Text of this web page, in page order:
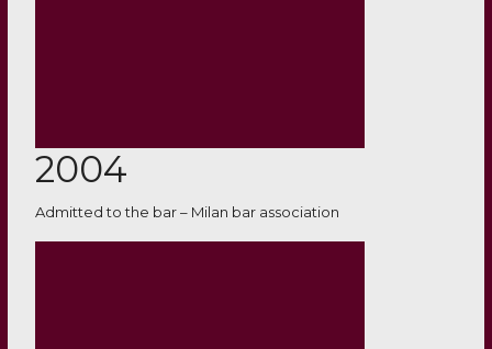
2004
Admitted to the bar – Milan bar association